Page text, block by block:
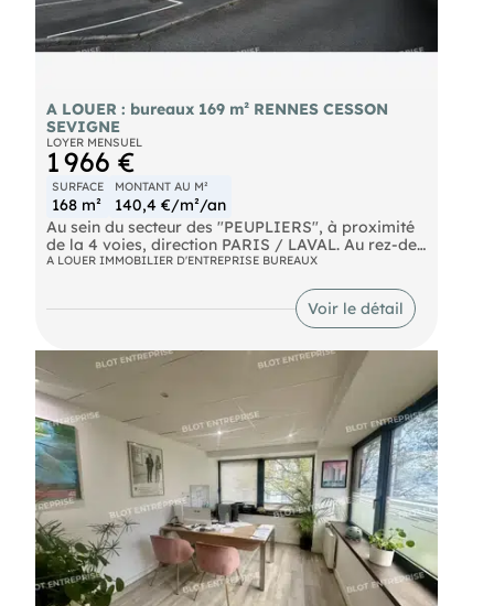
A LOUER : bureaux 169 m² RENNES CESSON
SEVIGNE
LOYER MENSUEL
1 966 €
SURFACE
168 m²
MONTANT AU M²
140,4 €/m²/an
Au sein du secteur des "PEUPLIERS", à proximité
de la 4 voies, direction PARIS / LAVAL. Au rez-de-
chaussée d'un immeuble récent, nous vous
- 1 open space
- 1 kitchenette
- 2 locaux archives Doubleentrée + une
directement par l'extérieur. => Locaux dotés d'une
climatisation réversible. 6 parkings aériens. Les
informations sur les risques naturels, miniers, ou
technologiques, auxquels ces biens sont exposés,
sont disponibles sur le site
A LOUER IMMOBILIER D'ENTREPRISE BUREAUX
Voir le détail